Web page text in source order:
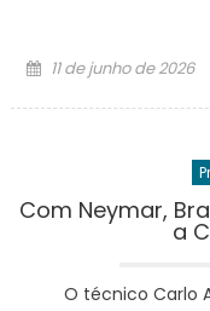
Posted
11 de junho de 2026
Com Neymar,
a
O técnico Carlo